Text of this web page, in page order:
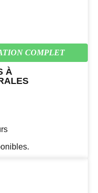
COMPLET
À